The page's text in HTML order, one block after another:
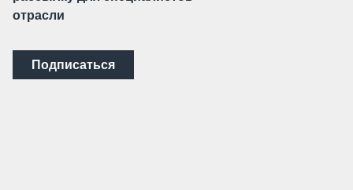
отрасли
Подписаться